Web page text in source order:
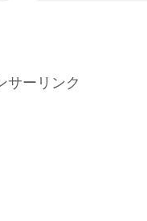
サーリンク